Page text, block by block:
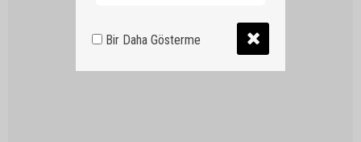
Bir Daha Gösterme